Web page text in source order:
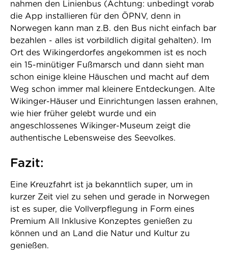
nahmen den Linienbus (Achtung: unbedingt vorab
die App installieren für den ÖPNV, denn in
Norwegen kann man z.B. den Bus nicht einfach bar
bezahlen - alles ist vorbildlich digital gehalten). Im
Ort des Wikingerdorfes angekommen ist es noch
ein 15-minütiger Fußmarsch und dann sieht man
schon einige kleine Häuschen und macht auf dem
Weg schon immer mal kleinere Entdeckungen. Alte
Wikinger-Häuser und Einrichtungen lassen erahnen,
wie hier früher gelebt wurde und ein
angeschlossenes Wikinger-Museum zeigt die
authentische Lebensweise des Seevolkes.
Fazit:
Eine Kreuzfahrt ist ja bekanntlich super, um in
kurzer Zeit viel zu sehen und gerade in Norwegen
ist es super, die Vollverpflegung in Form eines
Premium All Inklusive Konzeptes genießen zu
können und an Land die Natur und Kultur zu
genießen.